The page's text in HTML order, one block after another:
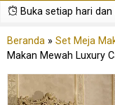
Buka setiap hari
Beranda » Set Meja
Makan Mewah Luxury